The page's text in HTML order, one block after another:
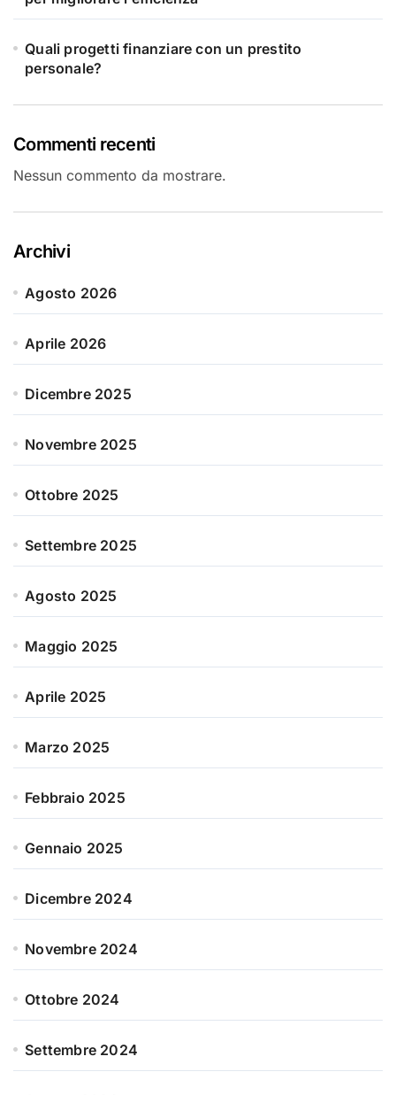
Quali progetti finanziare con un prestito
personale?
Commenti recenti
Nessun commento da mostrare.
Archivi
Agosto 2026
Aprile 2026
Dicembre 2025
Novembre 2025
Ottobre 2025
Settembre 2025
Agosto 2025
Maggio 2025
Aprile 2025
Marzo 2025
Febbraio 2025
Gennaio 2025
Dicembre 2024
Novembre 2024
Ottobre 2024
Settembre 2024